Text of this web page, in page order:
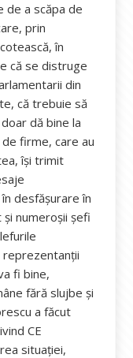
de a scăpa de
prin
în
că se distruge
din
că trebuie să
dă bine la
firme, care au
își trimit
desfășurare în
și numeroșii șefi
reprezentanții
fi bine,
fără slujbe și
a făcut
CE
situaţiei,